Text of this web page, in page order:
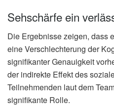
Sehschärfe ein
Die Ergebnisse zeigen, dass
eine Verschlechterung der
signifikanter Genauigkeit
der indirekte Effekt des
Teilnehmenden laut dem
signifikante Rolle.